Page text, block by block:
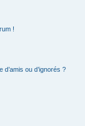
!
ou d’ignorés ?